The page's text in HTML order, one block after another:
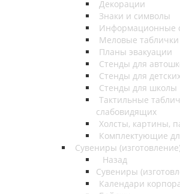
Декорации
Знаки и символы
Информационные
Меловые таблички
Планы эвакуации
Стенды для
Стенды для
Стенды для школы
Тактильные
слабовидящих
Холсты, картины,
Комплектующие
Сувениры
Назад
Сувениры
Календари